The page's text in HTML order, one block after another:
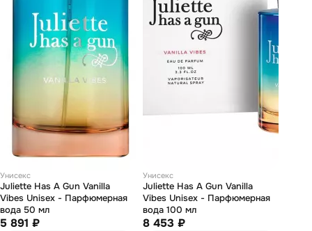
Унисекс
Juliette Has А Gun Vanilla
Vibes Unisex - Парфюмерная
вода 50 мл
5 891 ₽
Унисекс
Juliette Has А Gun Vanilla
Vibes Unisex - Парфюмерная
вода 100 мл
8 453 ₽